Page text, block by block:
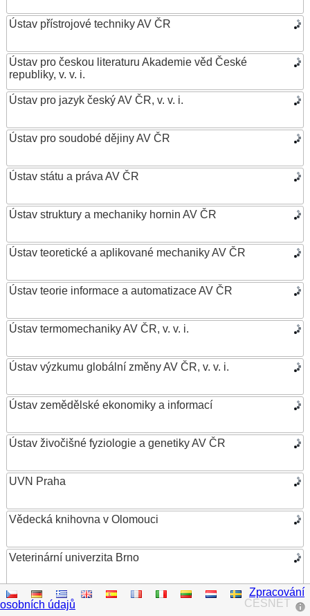
Ústav přístrojové techniky AV ČR
Ústav pro českou literaturu Akademie věd České
republiky, v. v. i.
Ústav pro jazyk český AV ČR, v. v. i.
Ústav pro soudobé dějiny AV ČR
Ústav státu a práva AV ČR
Ústav struktury a mechaniky hornin AV ČR
Ústav teoretické a aplikované mechaniky AV ČR
Ústav teorie informace a automatizace AV ČR
Ústav termomechaniky AV ČR, v. v. i.
Ústav výzkumu globální změny AV ČR, v. v. i.
Ústav zemědělské ekonomiky a informací
Ústav živočišné fyziologie a genetiky AV ČR
UVN Praha
Vědecká knihovna v Olomouci
Veterinární univerzita Brno
VŠB – Technická univerzita Ostrava
CESNET
Zpracování
osobních údajů